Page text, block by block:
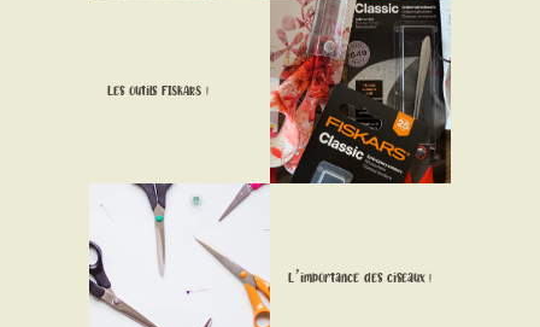
Les outils FISKARS !
L’importance des ciseaux !